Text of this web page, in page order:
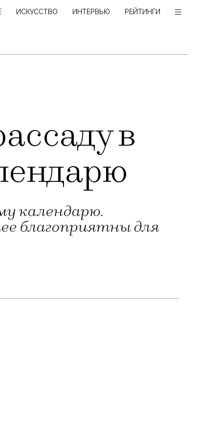
ИСКУССТВО ИНТЕРВЬЮ РЕЙТИНГИ
в
календарю.
благоприятны для